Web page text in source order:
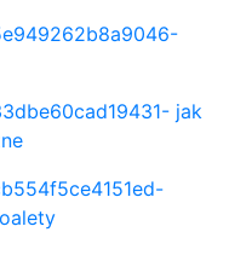
jak